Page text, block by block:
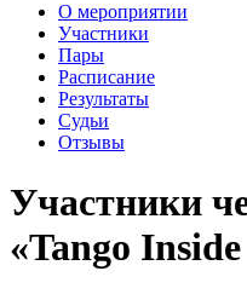
О мероприятии
Участники
Пары
Расписание
Результаты
Судьи
Отзывы
Участники
«Tango